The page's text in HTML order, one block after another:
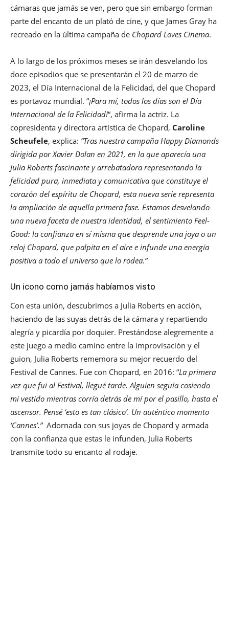
cámaras que jamás se ven, pero que sin embargo forman
parte del encanto de un plató de cine, y que James Gray ha
recreado en la última campaña de Chopard Loves Cinema.
A lo largo de los próximos meses se irán desvelando los
doce episodios que se presentarán el 20 de marzo de
2023, el Día Internacional de la Felicidad, del que Chopard
es portavoz mundial. “¡Para mí, todos los días son el Día
Internacional de la Felicidad!“, afirma la actriz. La
copresidenta y directora artística de Chopard, Caroline
Scheufele, explica: “Tras nuestra campaña Happy Diamonds
dirigida por Xavier Dolan en 2021, en la que aparecía una
Julia Roberts fascinante y arrebatadora representando la
felicidad pura, inmediata y comunicativa que constituye el
corazón del espíritu de Chopard, esta nueva serie representa
la ampliación de aquella primera fase. Estamos desvelando
una nueva faceta de nuestra identidad, el sentimiento Feel-
Good: la confianza en sí misma que desprende una joya o un
reloj Chopard, que palpita en el aire e infunde una energía
positiva a todo el universo que lo rodea.”
Un icono como jamás habíamos visto
Con esta unión, descubrimos a Julia Roberts en acción,
haciendo de las suyas detrás de la cámara y repartiendo
alegría y picardía por doquier. Prestándose alegremente a
este juego a medio camino entre la improvisación y el
guion, Julia Roberts rememora su mejor recuerdo del
Festival de Cannes. Fue con Chopard, en 2016: “La primera
vez que fui al Festival, llegué tarde. Alguien seguía cosiendo
mi vestido mientras corría detrás de mí por el pasillo, hasta el
ascensor. Pensé ‘esto es tan clásico’. Un auténtico momento
‘Cannes’.” Adornada con sus joyas de Chopard y armada
con la confianza que estas le infunden, Julia Roberts
transmite todo su encanto al rodaje.